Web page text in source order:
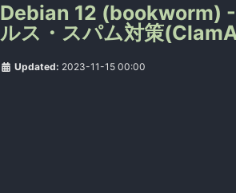
Debian 12 (bookworm)
ルス・スパム対策
Updated: 2023-11-15 00:00